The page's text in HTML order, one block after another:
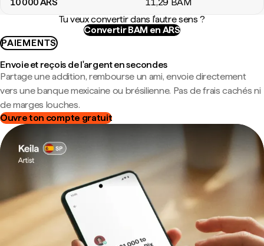
Tu veux convertir dans l'autre sens ?
Convertir BAM en ARS
PAIEMENTS
Envoie et reçois de l'argent en secondes
Partage une addition, rembourse un ami, envoie directement
vers une banque mexicaine ou brésilienne. Pas de frais cachés ni
de marges louches.
Ouvre ton compte gratuit